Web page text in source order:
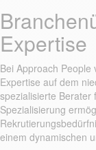
Expertise
Bei Approach
Expertise auf dem
spezialisierte Berater
Spezialisierung
einem dynamischen